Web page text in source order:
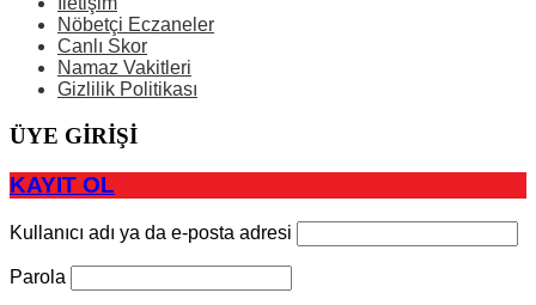
Nöbetçi Eczaneler
Canlı Skor
Namaz Vakitleri
Gizlilik Politikası
ÜYE GİRİŞİ
KAYIT OL
Kullanıcı adı ya da e-posta adresi
Parola